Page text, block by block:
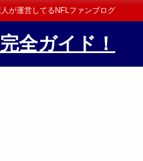
が運営してるNFLファンブログ
全ガイド！